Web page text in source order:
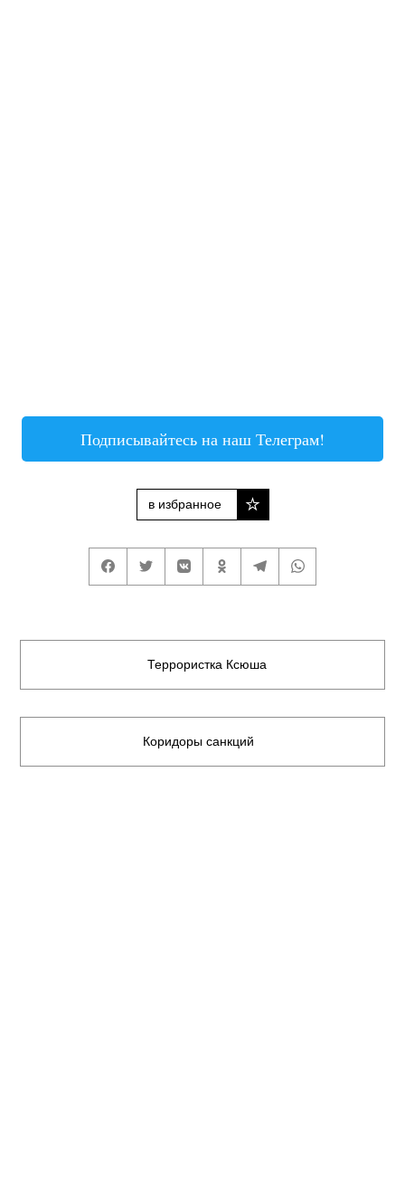
Подписывайтесь на наш Телеграм!
в избранное
Террористка Ксюша
Коридоры санкций